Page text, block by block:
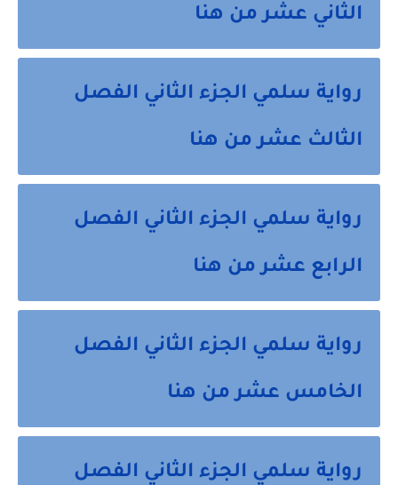
الثاني عشر من هنا
رواية سلمي الجزء الثاني الفصل
الثالث عشر من هنا
رواية سلمي الجزء الثاني الفصل
الرابع عشر من هنا
رواية سلمي الجزء الثاني الفصل
الخامس عشر من هنا
رواية سلمي الجزء الثاني الفصل